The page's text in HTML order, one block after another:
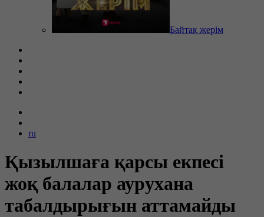
Байтақ жерім
ru
Қызылшаға қарсы екпесі
жоқ балалар аурухана
табалдырығын аттамайды